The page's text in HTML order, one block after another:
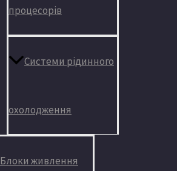
процесорів
Системи рідинного
охолодження
Блоки живлення